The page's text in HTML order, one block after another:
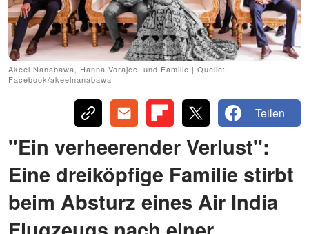
Akeel Nanabawa, Hanna Vorajee, und Familie | Quelle:
Facebook/akeelnanabawa
Teilen
"Ein verheerender Verlust":
Eine dreiköpfige Familie stirbt
beim Absturz eines Air India